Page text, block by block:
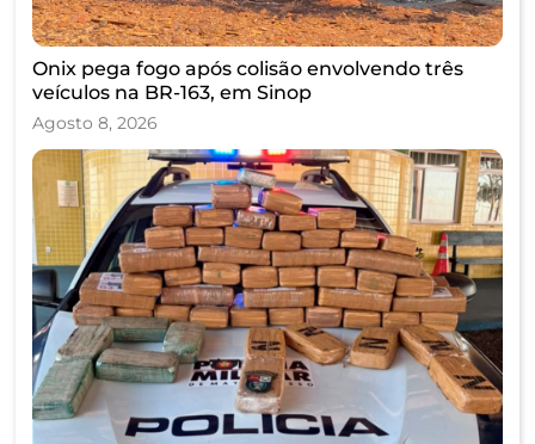
Onix pega fogo após colisão envolvendo três
veículos na BR-163, em Sinop
Agosto 8, 2026